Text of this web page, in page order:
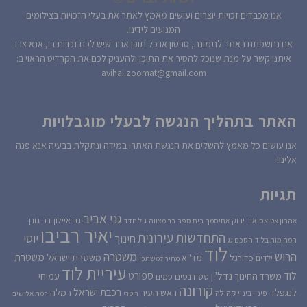
אנו מכבדים זכויות יוצרים ועושים מאמץ לאתר את בעלי הזכויות בצילומים
המגיעים לידינו.
אם נחשפתם באתר לתמונה, סרטון או כל תוכן אחר שיש לכם זכויות בו, אנא צרו
איתנו קשר על מנת שנוכל להסיר את התוכן ולהעניק לכם את הקרדיט הראוי ב:
avihai.zoomat@gmail.com
האתר בתהליך הנגשה לבעלי מוגבלויות
אנו עושים כל מאמץ להשלים את הנגשת האתר! במידה ונתקלת בבעיה אנא פנה
אלינו!
תגיות
אהרון אטיאס אור ירוק אחיסמך בית ספר בר מצווה גיל חדד גני אביב גני איילון דני גונן
המהומות בלוד הסכם גג התחדשות עירוניתחינוך יאיר רביבו יוסי
הרוש ילדים כדורגל לוד מד''א מחיר למשתכן משטרה משטרת ישראל משטרת
לוד משרד החינוך נדל''ן סטודנטים סמים ספורט עיריית לוד עמיחי
לנגפלד פינוי בינוי קהילה קורונה ראש העיר רוטרי רכבת ישראל רמלה רמת אלישיב